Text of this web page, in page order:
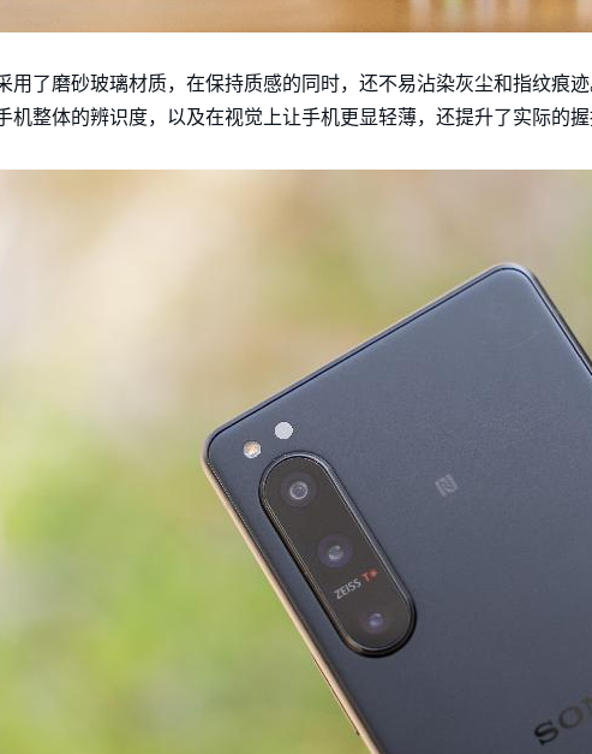
用了磨砂玻璃材质，在保持质感的同时，还不易沾染灰尘和指纹痕
机整体的辨识度，以及在视觉上让手机更显轻薄，还提升了实际的握